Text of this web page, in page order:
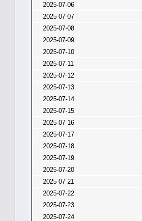
2025-07-06
2025-07-07
2025-07-08
2025-07-09
2025-07-10
2025-07-11
2025-07-12
2025-07-13
2025-07-14
2025-07-15
2025-07-16
2025-07-17
2025-07-18
2025-07-19
2025-07-20
2025-07-21
2025-07-22
2025-07-23
2025-07-24